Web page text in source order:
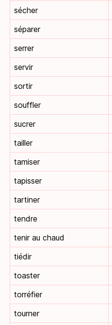
sécher
séparer
serrer
servir
sortir
souffler
sucrer
tailler
tamiser
tapisser
tartiner
tendre
tenir au chaud
tiédir
toaster
torréfier
tourner